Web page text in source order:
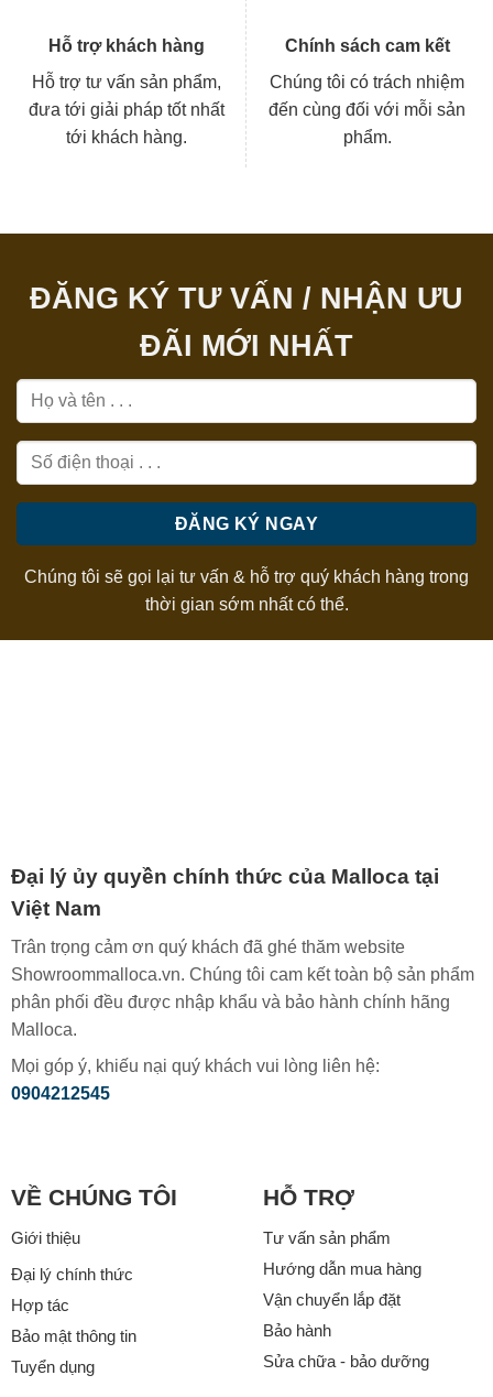
Hỗ trợ khách hàng
Hỗ trợ tư vấn sản phẩm,
đưa tới giải pháp tốt nhất
tới khách hàng.
Chính sách cam kết
Chúng tôi có trách nhiệm
đến cùng đối với mỗi sản
phẩm.
ĐĂNG KÝ TƯ VẤN / NHẬN ƯU
ĐÃI MỚI NHẤT
Chúng tôi sẽ gọi lại tư vấn & hỗ trợ quý khách hàng trong
thời gian sớm nhất có thể.
Đại lý ủy quyền chính thức của Malloca tại
Việt Nam
Trân trọng cảm ơn quý khách đã ghé thăm website
Showroommalloca.vn. Chúng tôi cam kết toàn bộ sản phẩm
phân phối đều được nhập khẩu và bảo hành chính hãng
Malloca.
Mọi góp ý, khiếu nại quý khách vui lòng liên hệ:
0904212545
VỀ CHÚNG TÔI
Giới thiệu
Đại lý chính thức
Hợp tác
Bảo mật thông tin
Tuyển dụng
HỖ TRỢ
Tư vấn sản phẩm
Hướng dẫn mua hàng
Vận chuyển lắp đặt
Bảo hành
Sửa chữa - bảo dưỡng